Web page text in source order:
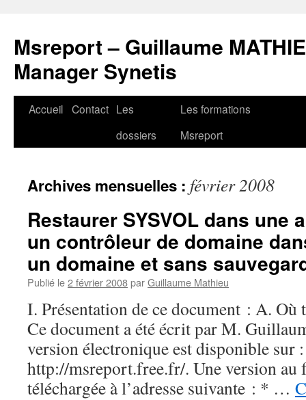
Msreport – Guillaume
Manager Synetis
Aller
Accueil Contact Les
dossiers
Les formations
Msreport
Archives mensuelles : février 2008
Restaurer SYSVOL dans une
un contrôleur de domaine
un domaine et sans
Publié le2 février 2008parGuillaume Mathieu
I. Présentation de ce document : A.
Ce document a été écrit par M.
version électronique est disponible sur
http://msreport.free.fr/. Une version au
téléchargée à l’adresse suivante : * …